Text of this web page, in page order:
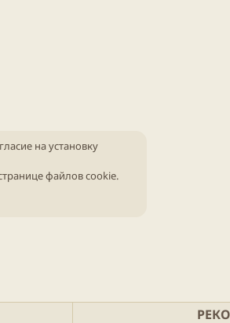
на установку
файлов cookie.